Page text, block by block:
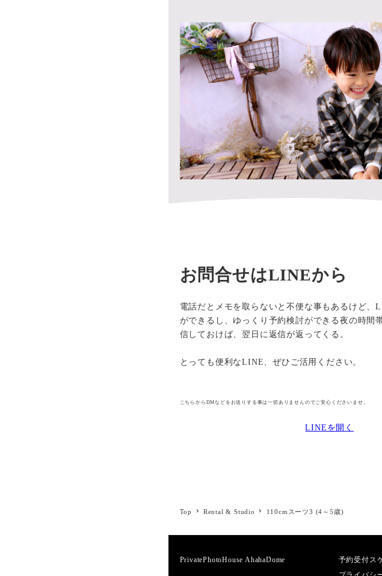
お問合せはLINEから
電話だとメモを取らないと不便な事もあるけど、
ができるし、ゆっくり予約検討ができる夜の時間
信しておけば、翌日に返信が返ってくる。
とっても便利なLINE、ぜひご活用ください。
こちらからDMなどをお送りする事は一切ありませんのでご安心くださいませ。
LINEを開く
Top Rental & Studio 110cmスーツ3 (4～5歳)
PrivatePhotoHouse AhahaDome
予約受付ス